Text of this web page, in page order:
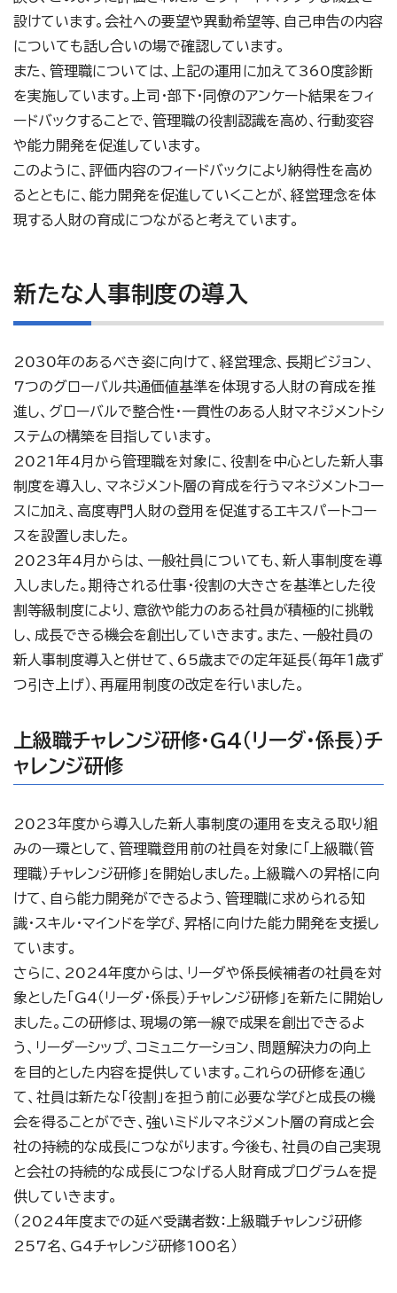
設けています。会社への要望や異動希望等、自己申告の内容
についても話し合いの場で確認しています。
また、管理職については、上記の運用に加えて360度診断
を実施しています。上司・部下・同僚のアンケート結果をフィ
ードバックすることで、管理職の役割認識を高め、行動変容
や能力開発を促進しています。
このように、評価内容のフィードバックにより納得性を高め
るとともに、能力開発を促進していくことが、経営理念を体
現する人財の育成につながると考えています。
新たな人事制度の導入
2030年のあるべき姿に向けて、経営理念、長期ビジョン、
7つのグローバル共通価値基準を体現する人財の育成を推
進し、グローバルで整合性・一貫性のある人財マネジメントシ
ステムの構築を目指しています。
2021年4月から管理職を対象に、役割を中心とした新人事
制度を導入し、マネジメント層の育成を行うマネジメントコー
スに加え、高度専門人財の登用を促進するエキスパートコー
スを設置しました。
2023年4月からは、一般社員についても、新人事制度を導
入しました。期待される仕事・役割の大きさを基準とした役
割等級制度により、意欲や能力のある社員が積極的に挑戦
し、成長できる機会を創出していきます。また、一般社員の
新人事制度導入と併せて、65歳までの定年延長（毎年１歳ず
つ引き上げ）、再雇用制度の改定を行いました。
上級職チャレンジ研修・G4（リーダ・係長）チ
ャレンジ研修
2023年度から導入した新人事制度の運用を支える取り組
みの一環として、管理職登用前の社員を対象に「上級職（管
理職）チャレンジ研修」を開始しました。上級職への昇格に向
けて、自ら能力開発ができるよう、管理職に求められる知
識・スキル・マインドを学び、昇格に向けた能力開発を支援し
ています。
さらに、2024年度からは、リーダや係長候補者の社員を対
象とした「G4（リーダ・係長）チャレンジ研修」を新たに開始し
ました。この研修は、現場の第一線で成果を創出できるよ
う、リーダーシップ、コミュニケーション、問題解決力の向上
を目的とした内容を提供しています。これらの研修を通じ
て、社員は新たな「役割」を担う前に必要な学びと成長の機
会を得ることができ、強いミドルマネジメント層の育成と会
社の持続的な成長につながります。今後も、社員の自己実現
と会社の持続的な成長につなげる人財育成プログラムを提
供していきます。
（2024年度までの延べ受講者数：上級職チャレンジ研修
257名、G4チャレンジ研修100名）